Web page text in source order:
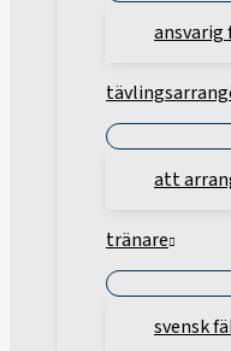
att
tränare
svensk